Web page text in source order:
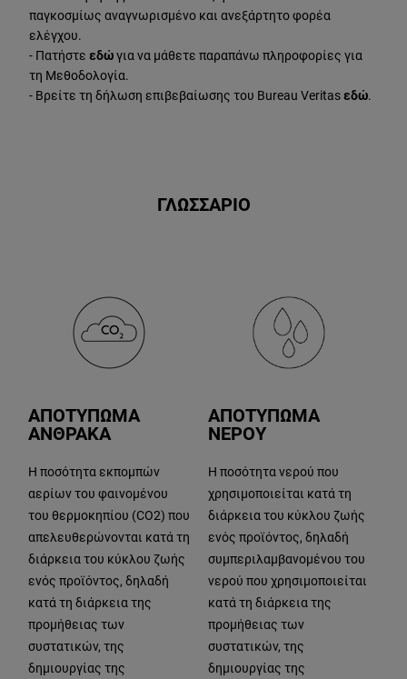
παγκοσμίως αναγνωρισμένο και ανεξάρτητο φορέα
ελέγχου.
- Πατήστε εδώγια να μάθετε παραπάνω πληροφορίες για
τη Μεθοδολογία.
- Βρείτε τη δήλωση επιβεβαίωσης του Bureau Veritasεδώ.
ΓΛΩΣΣΑΡΙΟ
ΑΠΟΤΥΠΩΜΑ
ΑΝΘΡΑΚΑ
Η ποσότητα εκπομπών
αερίων του φαινομένου
του θερμοκηπίου (CO2) που
απελευθερώνονται κατά τη
διάρκεια του κύκλου ζωής
ενός προϊόντος, δηλαδή
κατά τη διάρκεια της
προμήθειας των
συστατικών, της
δημιουργίας της
ΑΠΟΤΥΠΩΜΑ
ΝΕΡΟΥ
Η ποσότητα νερού που
χρησιμοποιείται κατά τη
διάρκεια του κύκλου ζωής
ενός προϊόντος, δηλαδή
συμπεριλαμβανομένου του
νερού που χρησιμοποιείται
κατά τη διάρκεια της
προμήθειας των
συστατικών, της
δημιουργίας της